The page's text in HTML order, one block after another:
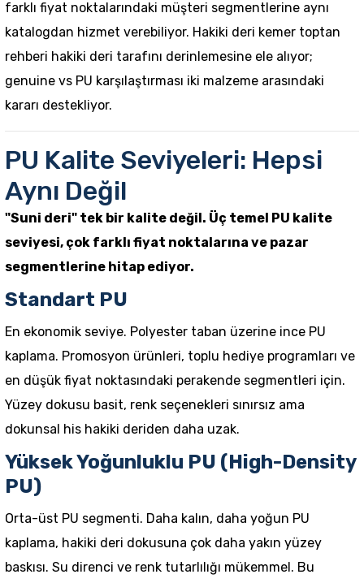
farklı fiyat noktalarındaki müşteri segmentlerine aynı
katalogdan hizmet verebiliyor. Hakiki deri kemer toptan
rehberi hakiki deri tarafını derinlemesine ele alıyor;
genuine vs PU karşılaştırması iki malzeme arasındaki
kararı destekliyor.
PU Kalite Seviyeleri: Hepsi
Aynı Değil
"Suni deri" tek bir kalite değil. Üç temel PU kalite
seviyesi, çok farklı fiyat noktalarına ve pazar
segmentlerine hitap ediyor.
Standart PU
En ekonomik seviye. Polyester taban üzerine ince PU
kaplama. Promosyon ürünleri, toplu hediye programları ve
en düşük fiyat noktasındaki perakende segmentleri için.
Yüzey dokusu basit, renk seçenekleri sınırsız ama
dokunsal his hakiki deriden daha uzak.
Yüksek Yoğunluklu PU (High-Density
PU)
Orta-üst PU segmenti. Daha kalın, daha yoğun PU
kaplama, hakiki deri dokusuna çok daha yakın yüzey
baskısı. Su direnci ve renk tutarlılığı mükemmel. Bu